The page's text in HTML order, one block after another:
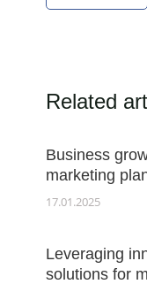
Related
Business
marketing
17.01.2025
Leveraging
solutions for